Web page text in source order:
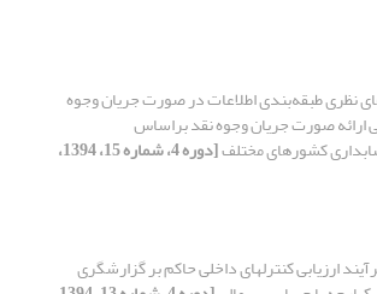
نظری طبقه‌‌بندی اطلاعات در صورت جریان وجوه
ارائه صورت جریان وجوه نقد براساس
کشورهای مختلف [دوره 4، شماره 15، 1394،
ارزیابی کنترلهای داخلی حاکم بر گزارشگری